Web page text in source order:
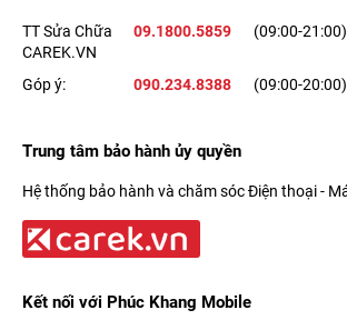
TT Sửa Chữa
CAREK.VN
09.1800.5859 (09:00-21:00)
Góp ý: 090.234.8388 (09:00-20:00)
Trung tâm bảo hành ủy quyền
Hệ thống bảo hành và chăm sóc Điện thoại -
Kết nối với Phúc Khang Mobile